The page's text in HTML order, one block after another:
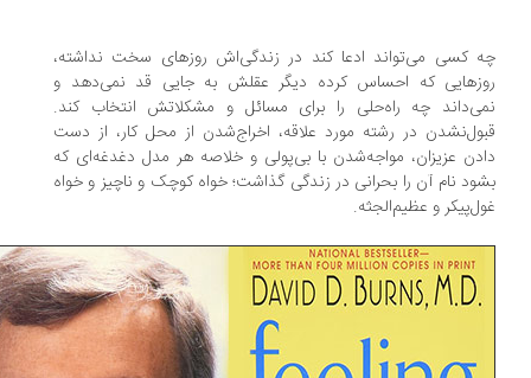
کسی می‌تواند ادعا کند در زندگی‌اش روزهای سخت نداشته،
که احساس کرده دیگر عقلش به جایی قد نمی‌دهد و
چه راه‌حلی را برای مسائل و مشکلاتش انتخاب کند.
در رشته مورد علاقه، اخراج‌شدن از محل کار، از دست
عزیزان، مواجه‌شدن با بی‌پولی و خلاصه هر مدل دغدغه‌ای که
نام آن را بحرانی در زندگی گذاشت؛ خواه کوچک و ناچیز و خواه
و عظیم‌الجثه.